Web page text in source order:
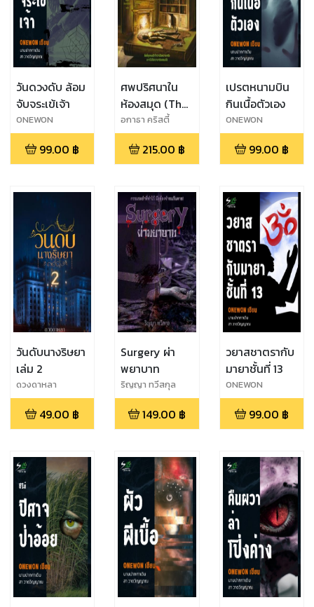
วันดวงดับ ล้อม
จับจระเข้เจ้า
ONEWON
99.00 ฿
ศพปริศนาใน
ห้องสมุด (The
Body in the
Library)
อกาธา คริสตี้
215.00 ฿
เปรตหนามบิน
กินเนื้อตัวเอง
ONEWON
99.00 ฿
วันดับนางริษยา
เล่ม 2
ดวงดาหลา
49.00 ฿
Surgery ผ่า
พยาบาท
ริญญา ทวีสกุล
149.00 ฿
วยาสชาตรากับ
มายาชั้นที่ 13
ONEWON
99.00 ฿